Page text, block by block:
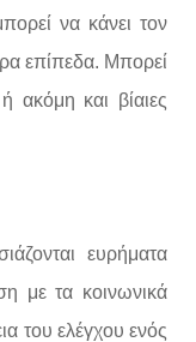
να κάνει τον
επίπεδα. Μπορεί
ακόμη και βίαιες
ευρήματα
με τα κοινωνικά
του ελέγχου ενός